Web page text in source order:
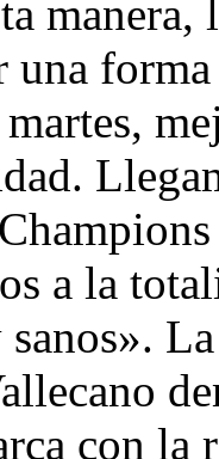
una
a la
con la